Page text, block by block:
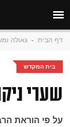
דף הבית - גאולה
בית המקדש
שערי
על פי הוראת